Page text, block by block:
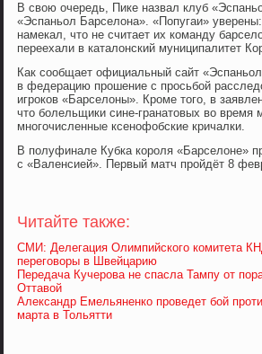
В свою очередь, Пике назвал клуб
«Эспаньол Барселона». «Попугаи»
намекал, что не считает их команду
переехали в каталонский муниципалитет
Как сообщает официальный сайт
в федерацию прошение с просьбой
игроков «Барселоны». Кроме того, в
что болельщики сине-гранатовых во время
многочисленные ксенофобские кричалки.
В полуфинале Кубка короля «Барселоне»
с «Валенсией». Первый матч пройдёт 8
Читайте также:
СМИ: Делегация Олимпийского комитета
переговоры в Швейцарию
Передача Кучерова не спасла Тампу от
Оттавой
Александр Емельяненко проведет бой
марта в Тольятти